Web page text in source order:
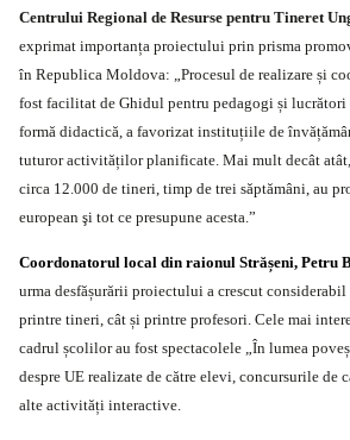
Centrului Regional de Resurse pentru Tineret
exprimat importanța proiectului prin prisma
în Republica Moldova: „Procesul de realizare și
fost facilitat de Ghidul pentru pedagogi și lucrători
formă didactică, a favorizat instituțiile de
tuturor activităților planificate. Mai mult decât
circa 12.000 de tineri, timp de trei săptămâni, au
european şi tot ce presupune acesta.”
Coordonatorul local din raionul Strășeni, Petru
urma desfășurării proiectului a crescut
printre tineri, cât și printre profesori. Cele mai
cadrul școlilor au fost spectacolele „În lumea
despre UE realizate de către elevi, concursurile de
alte activități interactive.